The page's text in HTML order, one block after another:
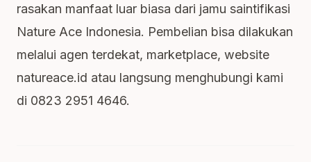
rasakan manfaat luar biasa dari jamu saintifikasi
Nature Ace Indonesia. Pembelian bisa dilakukan
melalui agen terdekat, marketplace, website
natureace.id atau langsung menghubungi kami
di 0823 2951 4646.